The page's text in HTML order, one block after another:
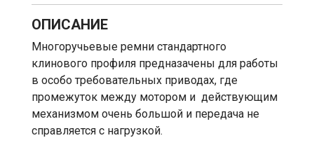
ОПИСАНИЕ
Многоручьевые ремни стандартного
клинового профиля предназачены для работы
в особо требовательных приводах, где
промежуток между мотором и действующим
механизмом очень большой и передача не
справляется с нагрузкой.